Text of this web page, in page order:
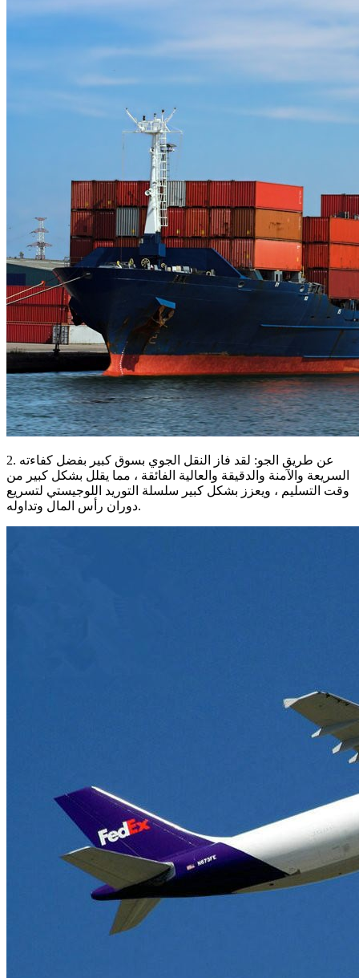
2. عن طريق الجو: لقد فاز النقل الجوي بسوق كبير بفضل كفاءته
السريعة والآمنة والدقيقة والعالية الفائقة ، مما يقلل بشكل كبير من
وقت التسليم ، ويعزز بشكل كبير سلسلة التوريد اللوجيستي لتسريع
دوران رأس المال وتداوله.